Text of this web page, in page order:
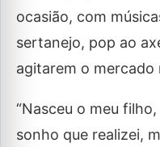
ocasião, com
sertanejo, pop ao
agitarem o mercado
“Nasceu o meu
sonho que realizei,